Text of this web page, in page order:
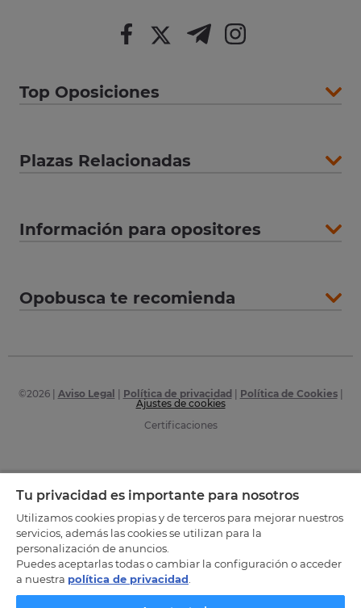
Top Oposiciones
Plazas Relacionadas
Información para opositores
Opobusca te recomienda
©2026| Aviso Legal Política de privacidad Política de Cookies|
Ajustes de cookies
Certificaciones
Tu privacidad es importante para nosotros
Utilizamos cookies propias y de terceros para mejorar nuestros
servicios, además las cookies se utilizan para la
personalización de anuncios.
Puedes aceptarlas todas o cambiar la configuración o acceder
a nuestra política de privacidad